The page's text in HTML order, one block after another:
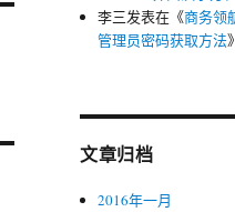
李三发表在《商务领
管理员密码获取方法》
文章归档
2016年一月